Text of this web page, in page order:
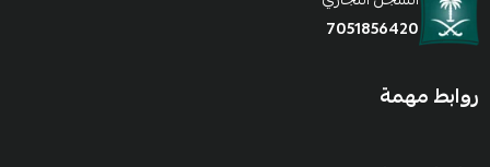
7051856420
روابط مهمة